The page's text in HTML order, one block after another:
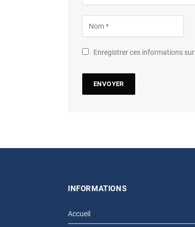
Enregistrer ces informations
INFORMATIONS
Accueil